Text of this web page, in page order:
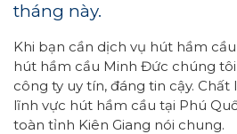
tháng này.
Khi bạn cần dịch vụ hút hầm
hút hầm cầu Minh Đức chúng
công ty uy tín, đáng tin cậy.
lĩnh vực hút hầm cầu tại Phú
toàn tỉnh Kiên Giang nói chung.